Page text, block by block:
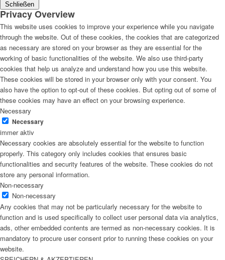
Schließen
Privacy Overview
This website uses cookies to improve your experience while you navigate
through the website. Out of these cookies, the cookies that are categorized
as necessary are stored on your browser as they are essential for the
working of basic functionalities of the website. We also use third-party
cookies that help us analyze and understand how you use this website.
These cookies will be stored in your browser only with your consent. You
also have the option to opt-out of these cookies. But opting out of some of
these cookies may have an effect on your browsing experience.
Necessary
Necessary
immer aktiv
Necessary cookies are absolutely essential for the website to function
properly. This category only includes cookies that ensures basic
functionalities and security features of the website. These cookies do not
store any personal information.
Non-necessary
Non-necessary
Any cookies that may not be particularly necessary for the website to
function and is used specifically to collect user personal data via analytics,
ads, other embedded contents are termed as non-necessary cookies. It is
mandatory to procure user consent prior to running these cookies on your
website.